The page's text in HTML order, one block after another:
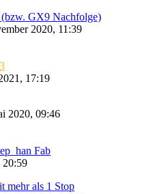
GX9 Nachfolge)
2020, 11:39
17:19
2020, 09:46
Fab
20:59
mehr als 1 Stop